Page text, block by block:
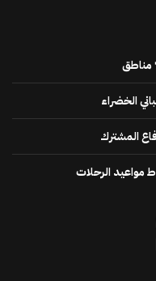
الخضراء
المشترك
مواعيد الرحلات